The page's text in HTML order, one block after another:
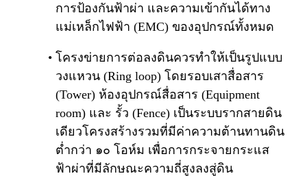
การป้องกันฟ้าผ่า และความเข้ากันได้ทาง
แม่เหล็กไฟฟ้า (EMC) ของอุปกรณ์ทั้งหมด
โครงข่ายการต่อลงดินควรทำให้เป็นรูปแบบ
วงแหวน (Ring loop) โดยรอบเสาสื่อสาร
(Tower) ห้องอุปกรณ์สื่อสาร (Equipment
room) และ รั้ว (Fence) เป็นระบบรากสายดิน
เดียวโครงสร้างรวมที่มีค่าความต้านทานดิน
ต่ำกว่า ๑๐ โอห์ม เพื่อการกระจายกระแส
ฟ้าผ่าที่มีลักษณะความถี่สูงลงสู่ดิน